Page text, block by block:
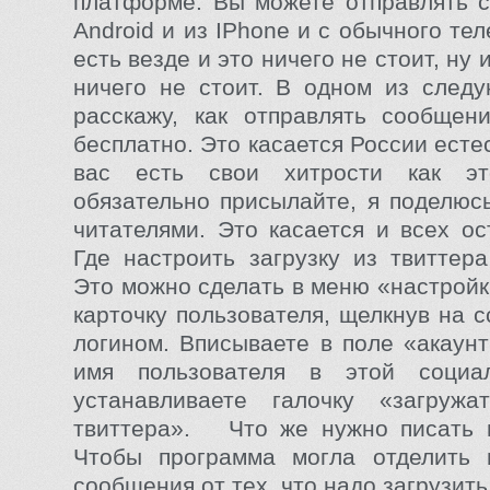
Android и из IPhone и с обычного
есть везде и это ничего не стоит, ну
ничего не стоит. В одном из
расскажу, как отправлять
бесплатно. Это касается России
вас есть свои хитрости как
обязательно присылайте, я
читателями. Это касается и всех
Где настроить загрузку из
Это можно сделать в меню
карточку пользователя, щелкнув на
логином. Вписываете в поле
имя пользователя в этой
устанавливаете галочку
твиттера». Что же нужно писать
Чтобы программа могла